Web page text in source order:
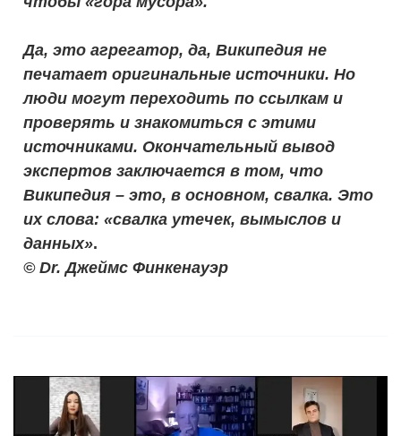
Да, это агрегатор, да, Википедия не
печатает оригинальные источники. Но
люди могут переходить по ссылкам и
проверять и знакомиться с этими
источниками. Окончательный вывод
экспертов заключается в том, что
Википедия – это, в основном, свалка. Это
их слова: «свалка утечек, вымыслов и
данных».
©️ Dr. Джеймс Финкенауэр